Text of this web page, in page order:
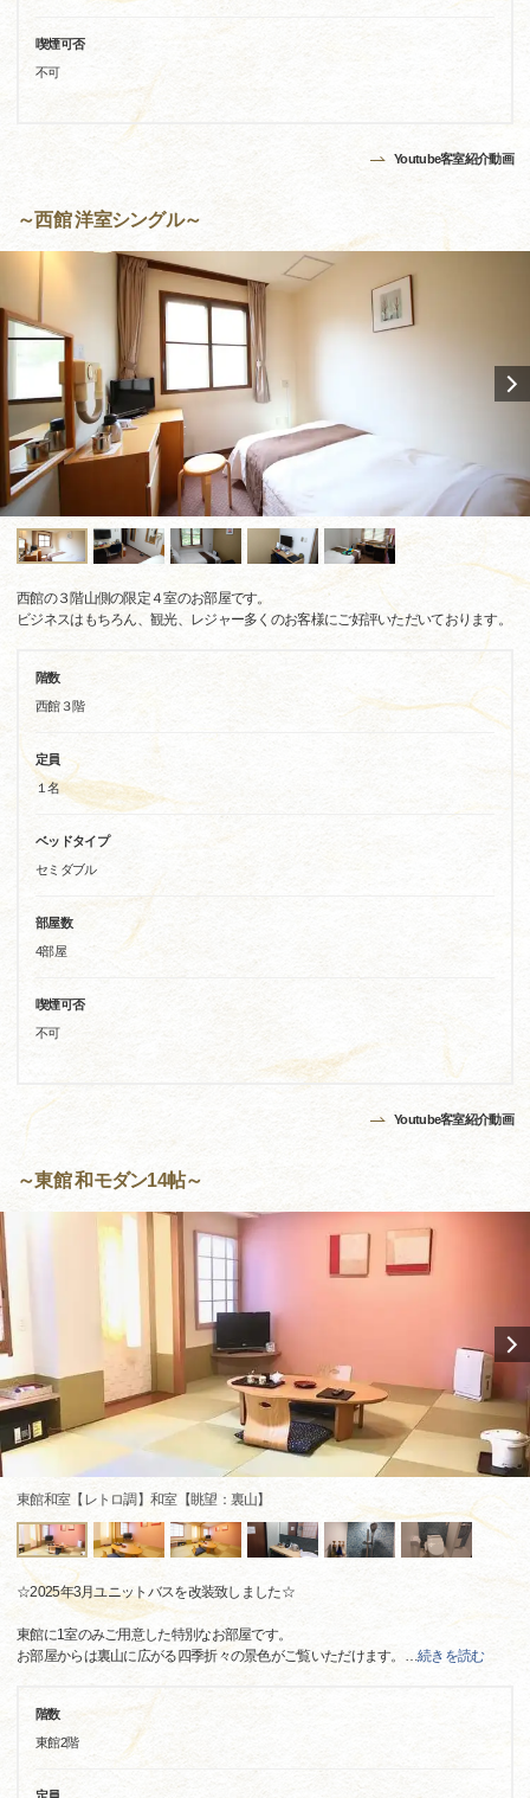
喫煙可否
不可
Youtube客室紹介動画
～西館 洋室シングル～
西館の３階山側の限定４室のお部屋です。
ビジネスはもちろん、観光、レジャー多くのお客様にご好評いただいております。
階数
西館３階
定員
１名
ベッドタイプ
セミダブル
部屋数
4部屋
喫煙可否
不可
Youtube客室紹介動画
～東館 和モダン14帖～
東館和室【レトロ調】和室【眺望：裏山】
☆2025年3月ユニットバスを改装致しました☆
東館に1室のみご用意した特別なお部屋です。
お部屋からは裏山に広がる四季折々の景色がご覧いただけます。 …続きを読む
階数
東館2階